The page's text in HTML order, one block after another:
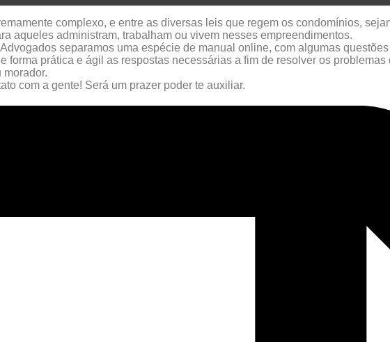
complexo, e entre as diversas leis que regem os condomínios,
aqueles administram, trabalham ou vivem nesses empreendimentos.
separamos uma espécie de manual online, com algumas
forma prática e ágil as respostas necessárias a fim de resolver os
com a gente! Será um prazer poder te auxiliar.